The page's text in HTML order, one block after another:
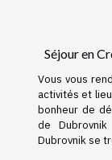
Séjour en
Vous vous
activités et
bonheur de
de Dubrovnik
Dubrovnik se